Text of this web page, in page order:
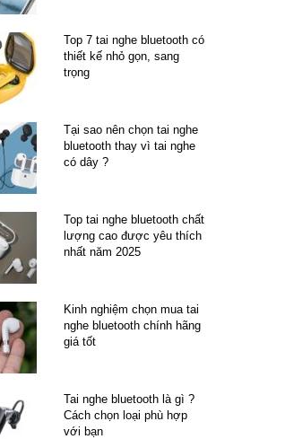
Top 7 tai nghe bluetooth có
thiết kế nhỏ gọn, sang
trọng
Tại sao nên chọn tai nghe
bluetooth thay vì tai nghe
có dây ?
Top tai nghe bluetooth chất
lượng cao được yêu thích
nhất năm 2025
Kinh nghiệm chọn mua tai
nghe bluetooth chính hãng
giá tốt
Tai nghe bluetooth là gì ?
Cách chọn loại phù hợp
với bạn